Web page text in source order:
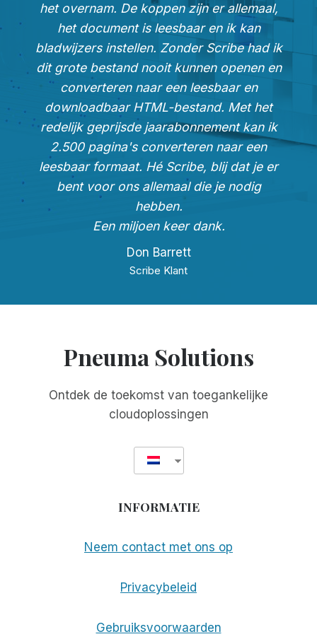
het overnam. De koppen zijn er allemaal,
het document is leesbaar en ik kan
bladwijzers instellen. Zonder Scribe had ik
dit grote bestand nooit kunnen openen en
converteren naar een leesbaar en
downloadbaar HTML-bestand. Met het
redelijk geprijsde jaarabonnement kan ik
2.500 pagina's converteren naar een
leesbaar formaat. Hé Scribe, blij dat je er
bent voor ons allemaal die je nodig
hebben.
Een miljoen keer dank.
Don Barrett
Scribe Klant
Pneuma Solutions
Ontdek de toekomst van toegankelijke
cloudoplossingen
INFORMATIE
Neem contact met ons op
Privacybeleid
Gebruiksvoorwaarden